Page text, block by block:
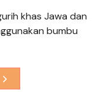
khas Jawa dan
bumbu